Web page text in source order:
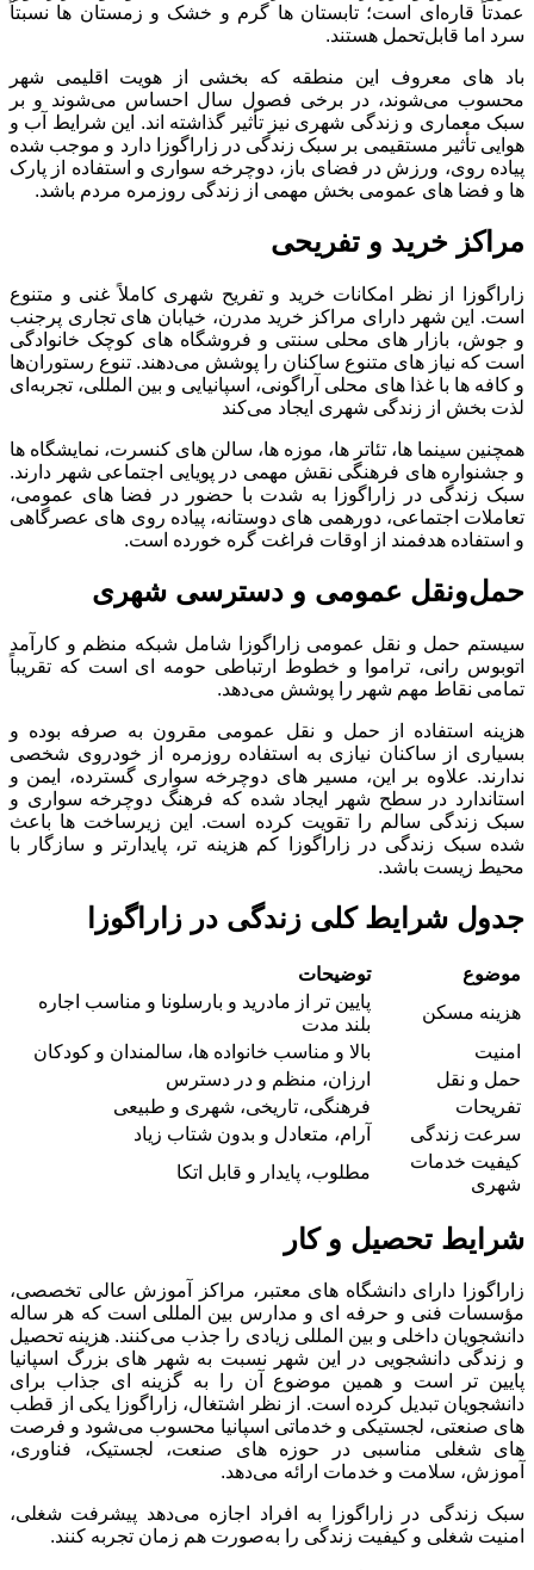
عمدتاً قاره‌ای است؛ تابستان ‌ها گرم و خشک و زمستان ‌ها نسبتاً
سرد اما قابل‌تحمل هستند.
باد های معروف این منطقه که بخشی از هویت اقلیمی شهر
محسوب می‌شوند، در برخی فصول سال احساس می‌شوند و بر
سبک معماری و زندگی شهری نیز تأثیر گذاشته ‌اند. این شرایط آب‌ و
هوایی تأثیر مستقیمی بر سبک زندگی در زاراگوزا دارد و موجب شده
پیاده‌ روی، ورزش در فضای باز، دوچرخه ‌سواری و استفاده از پارک
‌ها و فضا های عمومی بخش مهمی از زندگی روزمره مردم باشد.
مراکز خرید و تفریحی
زاراگوزا از نظر امکانات خرید و تفریح شهری کاملاً غنی و متنوع
است. این شهر دارای مراکز خرید مدرن، خیابان ‌های تجاری پرجنب
‌و جوش، بازار های محلی سنتی و فروشگاه ‌های کوچک خانوادگی
است که نیاز های متنوع ساکنان را پوشش می‌دهند. تنوع رستوران‌ها
و کافه ‌ها با غذا های محلی آراگونی، اسپانیایی و بین‌ المللی، تجربه‌ای
لذت ‌بخش از زندگی شهری ایجاد می‌کند
همچنین سینما ها، تئاتر ها، موزه‌ ها، سالن‌ های کنسرت، نمایشگاه‌ ها
و جشنواره‌ های فرهنگی نقش مهمی در پویایی اجتماعی شهر دارند.
سبک زندگی در زاراگوزا به ‌شدت با حضور در فضا های عمومی،
تعاملات اجتماعی، دورهمی‌ های دوستانه، پیاده‌ روی ‌های عصرگاهی
و استفاده هدفمند از اوقات فراغت گره خورده است.
حمل‌ونقل عمومی و دسترسی شهری
سیستم حمل ‌و نقل عمومی زاراگوزا شامل شبکه منظم و کارآمد
اتوبوس ‌رانی، تراموا و خطوط ارتباطی حومه ‌ای است که تقریباً
تمامی نقاط مهم شهر را پوشش می‌دهد.
هزینه استفاده از حمل ‌و نقل عمومی مقرون ‌به‌ صرفه بوده و
بسیاری از ساکنان نیازی به استفاده روزمره از خودروی شخصی
ندارند. علاوه بر این، مسیر های دوچرخه‌ سواری گسترده، ایمن و
استاندارد در سطح شهر ایجاد شده که فرهنگ دوچرخه‌ سواری و
سبک زندگی سالم را تقویت کرده است. این زیرساخت ‌ها باعث
شده سبک زندگی در زاراگوزا کم ‌هزینه‌ تر، پایدارتر و سازگار با
محیط ‌زیست باشد.
جدول شرایط کلی زندگی در زاراگوزا
موضوع
توضیحات
هزینه مسکن
پایین ‌تر از مادرید و بارسلونا و مناسب اجاره
بلند مدت
امنیت
بالا و مناسب خانواده‌ ها، سالمندان و کودکان
حمل ‌و نقل
ارزان، منظم و در دسترس
تفریحات
فرهنگی، تاریخی، شهری و طبیعی
سرعت زندگی
آرام، متعادل و بدون شتاب زیاد
کیفیت خدمات
شهری
مطلوب، پایدار و قابل ‌اتکا
شرایط تحصیل و کار
زاراگوزا دارای دانشگاه ‌های معتبر، مراکز آموزش عالی تخصصی،
مؤسسات فنی و حرفه ‌ای و مدارس بین ‌المللی است که هر ساله
دانشجویان داخلی و بین ‌المللی زیادی را جذب می‌کنند. هزینه تحصیل
و زندگی دانشجویی در این شهر نسبت به شهر های بزرگ اسپانیا
پایین‌ تر است و همین موضوع آن را به گزینه ‌ای جذاب برای
دانشجویان تبدیل کرده است. از نظر اشتغال، زاراگوزا یکی از قطب
‌های صنعتی، لجستیکی و خدماتی اسپانیا محسوب می‌شود و فرصت‌
های شغلی مناسبی در حوزه ‌های صنعت، لجستیک، فناوری،
آموزش، سلامت و خدمات ارائه می‌دهد.
سبک زندگی در زاراگوزا به افراد اجازه می‌دهد پیشرفت شغلی،
امنیت شغلی و کیفیت زندگی را به‌صورت هم‌ زمان تجربه کنند.